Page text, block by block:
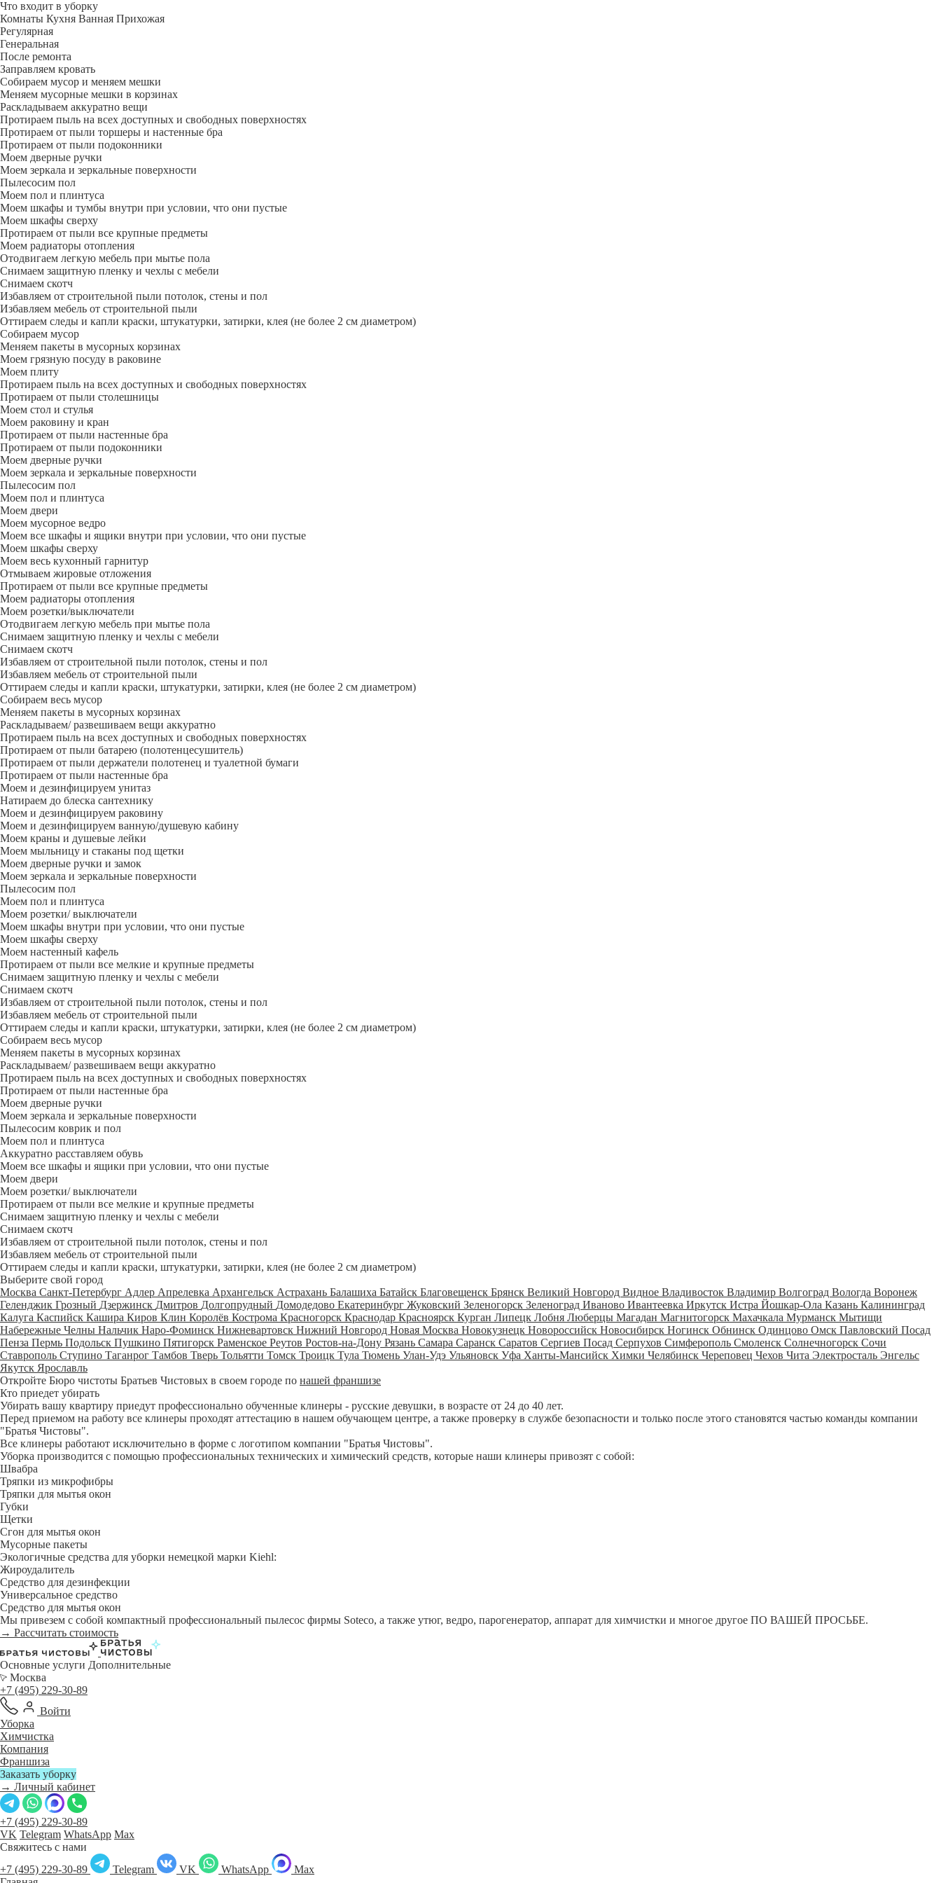
Что входит в уборку
Регу­лярная
Гене­ральная
После ремонта
Заправляем кровать
Собираем мусор и меняем мешки
Меняем мусорные мешки в корзинах
Раскладываем аккуратно вещи
Протираем пыль на всех доступных и свободных поверхностях
Протираем от пыли торшеры и настенные бра
Протираем от пыли подоконники
Моем дверные ручки
Моем зеркала и зеркальные поверхности
Пылесосим пол
Моем пол и плинтуса
Моем шкафы и тумбы внутри при условии, что они пустые
Моем шкафы сверху
Протираем от пыли все крупные предметы
Моем радиаторы отопления
Отодвигаем легкую мебель при мытье пола
Снимаем защитную пленку и чехлы с мебели
Снимаем скотч
Избавляем от строительной пыли потолок, стены и пол
Избавляем мебель от строительной пыли
Оттираем следы и капли краски, штукатурки, затирки, клея (не более 2 см диаметром)
Собираем мусор
Меняем пакеты в мусорных корзинах
Моем грязную посуду в раковине
Моем плиту
Протираем пыль на всех доступных и свободных поверхностях
Протираем от пыли столешницы
Моем стол и стулья
Моем раковину и кран
Протираем от пыли настенные бра
Протираем от пыли подоконники
Моем дверные ручки
Моем зеркала и зеркальные поверхности
Пылесосим пол
Моем пол и плинтуса
Моем двери
Моем мусорное ведро
Моем все шкафы и ящики внутри при условии, что они пустые
Моем шкафы сверху
Моем весь кухонный гарнитур
Отмываем жировые отложения
Протираем от пыли все крупные предметы
Моем радиаторы отопления
Моем розетки/выключатели
Отодвигаем легкую мебель при мытье пола
Снимаем защитную пленку и чехлы с мебели
Снимаем скотч
Избавляем от строительной пыли потолок, стены и пол
Избавляем мебель от строительной пыли
Оттираем следы и капли краски, штукатурки, затирки, клея (не более 2 см диаметром)
Собираем весь мусор
Меняем пакеты в мусорных корзинах
Раскладываем/ развешиваем вещи аккуратно
Протираем пыль на всех доступных и свободных поверхностях
Протираем от пыли батарею (полотенцесушитель)
Протираем от пыли держатели полотенец и туалетной бумаги
Протираем от пыли настенные бра
Моем и дезинфицируем унитаз
Натираем до блеска сантехнику
Моем и дезинфицируем раковину
Моем и дезинфицируем ванную/душевую кабину
Моем краны и душевые лейки
Моем мыльницу и стаканы под щетки
Моем дверные ручки и замок
Моем зеркала и зеркальные поверхности
Пылесосим пол
Моем пол и плинтуса
Моем розетки/ выключатели
Моем шкафы внутри при условии, что они пустые
Моем шкафы сверху
Моем настенный кафель
Протираем от пыли все мелкие и крупные предметы
Снимаем защитную пленку и чехлы с мебели
Снимаем скотч
Избавляем от строительной пыли потолок, стены и пол
Избавляем мебель от строительной пыли
Оттираем следы и капли краски, штукатурки, затирки, клея (не более 2 см диаметром)
Собираем весь мусор
Меняем пакеты в мусорных корзинах
Раскладываем/ развешиваем вещи аккуратно
Протираем пыль на всех доступных и свободных поверхностях
Протираем от пыли настенные бра
Моем дверные ручки
Моем зеркала и зеркальные поверхности
Пылесосим коврик и пол
Моем пол и плинтуса
Аккуратно расставляем обувь
Моем все шкафы и ящики при условии, что они пустые
Моем двери
Моем розетки/ выключатели
Протираем от пыли все мелкие и крупные предметы
Снимаем защитную пленку и чехлы с мебели
Снимаем скотч
Избавляем от строительной пыли потолок, стены и пол
Избавляем мебель от строительной пыли
Оттираем следы и капли краски, штукатурки, затирки, клея (не более 2 см диаметром)
Выберите свой город
Москва Санкт-Петербург Адлер Апрелевка Архангельск Астрахань Балашиха Батайск Благовещенск Брянск Великий Новгород Видное Владивосток Владимир Волгоград Вологда Воронеж
Геленджик Грозный Дзержинск Дмитров Долгопрудный Домодедово Екатеринбург Жуковский Зеленогорск Зеленоград Иваново Ивантеевка Иркутск Истра Йошкар-Ола Казань Калининград
Калуга Каспийск Кашира Киров Клин Королёв Кострома Красногорск Краснодар Красноярск Курган Липецк Лобня Люберцы Магадан Магнитогорск Махачкала Мурманск Мытищи
Набережные Челны Нальчик Наро-Фоминск Нижневартовск Нижний Новгород Новая Москва Новокузнецк Новороссийск Новосибирск Ногинск Обнинск Одинцово Омск Павловский Посад
Пенза Пермь Подольск Пушкино Пятигорск Раменское Реутов Ростов-на-Дону Рязань Самара Саранск Саратов Сергиев Посад Серпухов Симферополь Смоленск Солнечногорск Сочи
Ставрополь Ступино Таганрог Тамбов Тверь Тольятти Томск Троицк Тула Тюмень Улан-Удэ Ульяновск Уфа Ханты-Мансийск Химки Челябинск Череповец Чехов Чита Электросталь Энгельс
Якутск Ярославль
Откройте Бюро чистоты Братьев Чистовых в своем городе по нашей франшизе
Кто приедет убирать
Убирать вашу квартиру приедут профессионально обученные клинеры - русские девушки, в возрасте от 24 до 40 лет.
Перед приемом на работу все клинеры проходят аттестацию в нашем обучающем центре, а также проверку в службе безопасности и только после этого становятся частью команды компании
"Братья Чистовы".
Все клинеры работают исключительно в форме с логотипом компании "Братья Чистовы".
Уборка производится с помощью профессиональных технических и химический средств, которые наши клинеры привозят с собой:
Швабра
Тряпки из микрофибры
Тряпки для мытья окон
Губки
Щетки
Сгон для мытья окон
Мусорные пакеты
Экологичные средства для уборки немецкой марки Kiehl:
Жироудалитель
Средство для дезинфекции
Универсальное средство
Средство для мытья окон
Мы привезем с собой компактный профессиональный пылесос фирмы Soteco, а также утюг, ведро, парогенератор, аппарат для химчистки и многое другое ПО ВАШЕЙ ПРОСЬБЕ.
→ Рассчитать стоимость
Основные услуги Дополнительные
Москва
+7 (495) 229-30-89
Войти
Уборка
Химчистка
Компания
Франшиза
Заказать уборку
→ Личный кабинет
+7 (495) 229-30-89
VK Telegram WhatsApp Max
Свяжитесь с нами
+7 (495) 229-30-89
Telegram VK WhatsApp
Max